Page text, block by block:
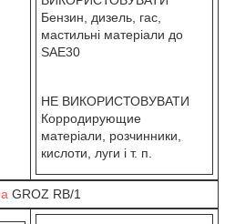
Бензин, дизель, гас,
мастильні матеріали до
SAE30
НЕ ВИКОРИСТОВУВАТИ
Корродирующие
матеріали, розчинники,
кислоти, луги і т. п.
GROZ RB/1